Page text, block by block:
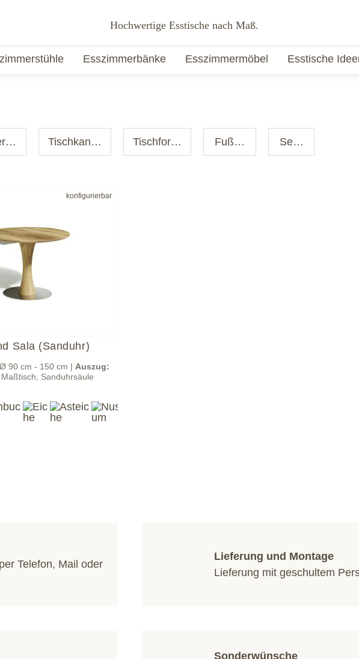
Hochwertige Esstische nach Maß.
Esszimmerbänke Esszimmermöbel Esstische
Tischkante Tischform Fußart Serie
konfigurierbar
Sala (Sanduhr)
Ø 90 cm - 150 cm | Auszug:
Sanduhrsäule
Telefon, Mail oder
Lieferung und Montage
Lieferung mit geschultem
Sonderwünsche